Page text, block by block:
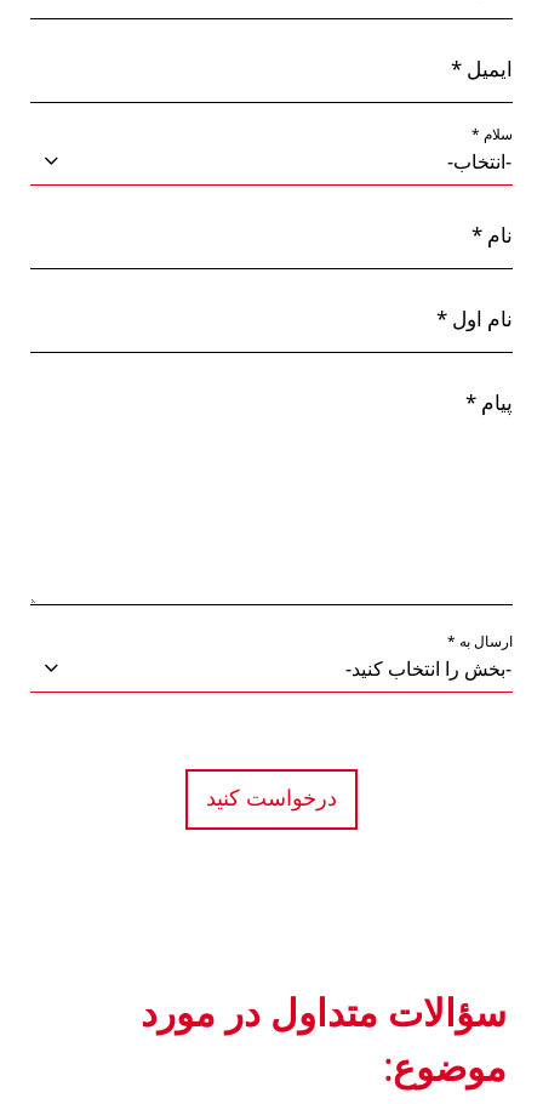
سلام *
نام *
نام اول *
پیام *
ارسال به *
ایمیل *
درخواست کنید
سؤالات متداول در مورد
موضوع: